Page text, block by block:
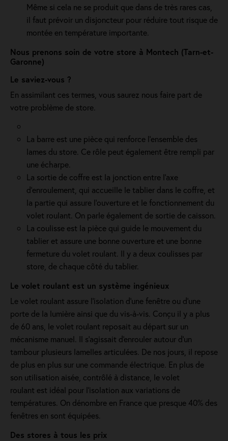
Même si cela ne se produit que dans de très rares cas,
il faut prévoir un disjoncteur pour réduire tout risque de
montée en température importante.
Nous prenons soin de votre store à Montech (Tarn-et-
Garonne)
Le saviez-vous ?
En assimilant ces termes, vous saurez nous faire part de
votre problème de store.
La barre est une pièce qui renforce l’ensemble des
lames du store. Ce rôle peut également être rempli par
une écharpe.
La sortie de coffre est la jonction entre l’axe
d’enroulement, qui accueille le tablier dans le coffre, et
la partie qui assure l’ouverture et le fonctionnement du
volet roulant. On parle également de sortie de caisson.
La coulisse est la pièce qui guide le mouvement du
tablier et assure une bonne ouverture et une bonne
fermeture du volet roulant. Il y a deux coulisses par
store, de chaque côté du tablier.
Le volet roulant est un système ingénieux
Le volet roulant assure l'isolation d'une fenêtre ou d'une
porte de la lumière ainsi que du vis-à-vis. Conçu il y a plus
de 60 ans, le volet roulant reposait au départ sur un
mécanisme manuel. Il s'agissait d'enrouler autour d'un
tambour plusieurs lamelles articulées. De nos jours, il repose
de plus en plus sur une commande électrique. En plus de
son utilisation aisée, contrôlé à distance, le volet
roulant est idéal pour l'isolation aux variations de
températures. On dénombre en France que presque 40% des
fenêtres en sont équipées.
Des stores à tous les prix